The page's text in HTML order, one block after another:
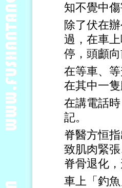
知不覺中傷
除了伏在
過，在車
停，頭顱
在等車、
在其中一隻
在講電話
記。
脊醫方恒
致肌肉緊
脊骨退化，
車上「釣